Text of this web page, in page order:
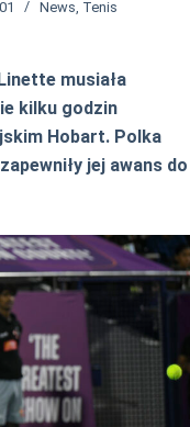
News Tenis
musiała
kilku godzin
Hobart. Polka
jej awans do